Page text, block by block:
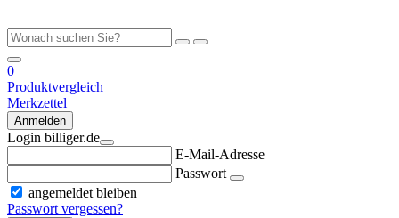
0
Produktvergleich
Merkzettel
Anmelden
Login billiger.de
E-Mail-Adresse
Passwort
angemeldet bleiben
Passwort vergessen?